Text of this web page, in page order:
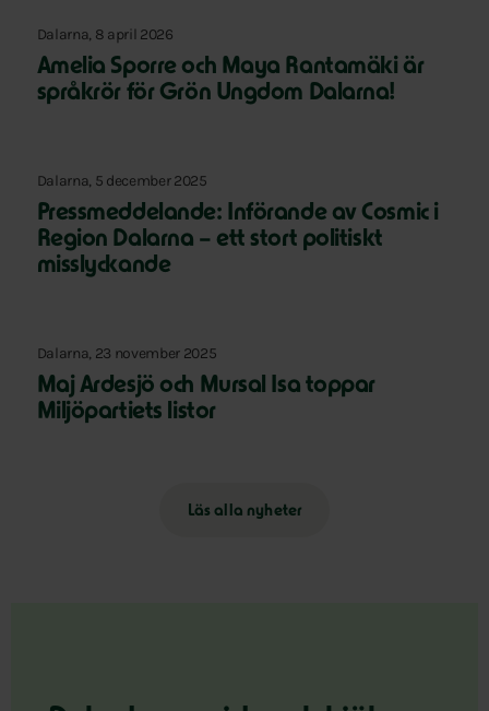
Dalarna, 8 april 2026
Amelia Sporre och Maya Rantamäki är
språkrör för Grön Ungdom Dalarna!
Dalarna, 5 december 2025
Pressmeddelande: Införande av Cosmic i
Region Dalarna – ett stort politiskt
misslyckande
Dalarna, 23 november 2025
Maj Ardesjö och Mursal Isa toppar
Miljöpartiets listor
Läs alla nyheter